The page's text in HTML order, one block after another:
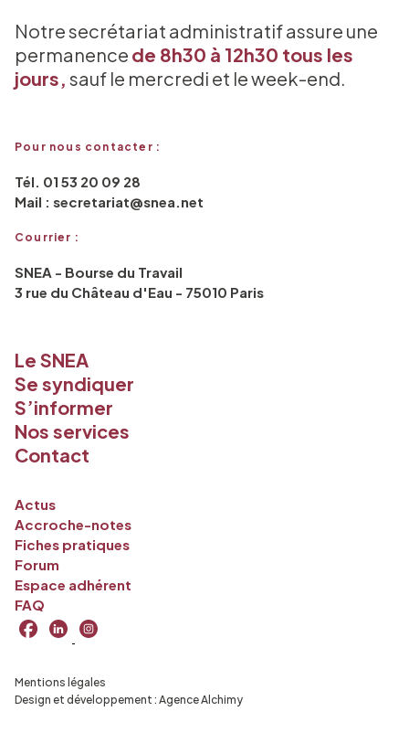
Notre secrétariat administratif assure une
permanence de 8h30 à 12h30 tous les
jours, sauf le mercredi et le week-end.
Pour nous contacter :
Tél. 01 53 20 09 28
Mail : secretariat@snea.net
Courrier :
SNEA - Bourse du Travail
3 rue du Château d'Eau - 75010 Paris
Le SNEA
Se syndiquer
S’informer
Nos services
Contact
Actus
Accroche-notes
Fiches pratiques
Forum
Espace adhérent
FAQ
Design et développement : Agence Alchimy
Mentions légales